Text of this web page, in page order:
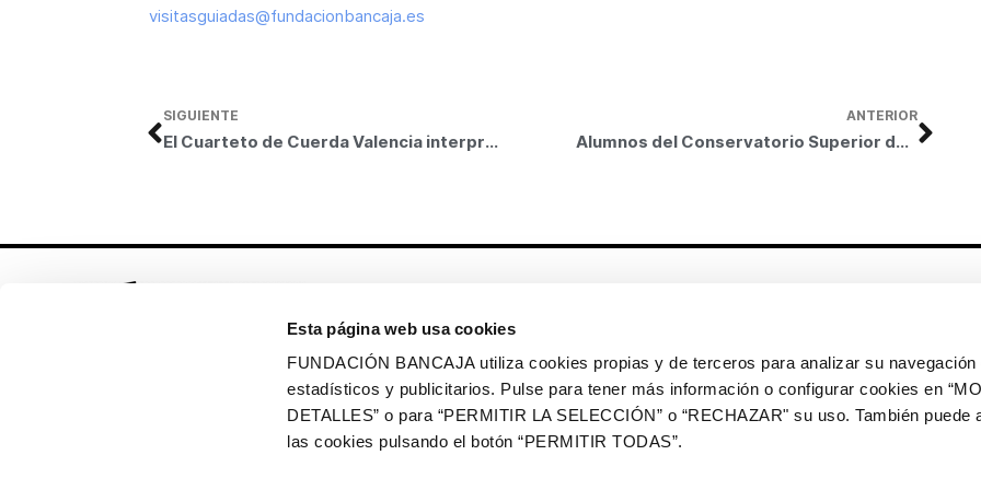
Esta página web usa cookies
FUNDACIÓN BANCAJA utiliza cookies propias y de terceros para analizar su navegación
estadísticos y publicitarios. Pulse para tener más información o configurar cookies en
DETALLES” o para “PERMITIR LA SELECCIÓN” o “RECHAZAR" su uso. También puede
las cookies pulsando el botón “PERMITIR TODAS”.
visitasguiadas@fundacionbancaja.es
ANTERIOR
Alumnos del Conservatorio Superior de Música Joaquín Rodrigo de Valencia ofrecen una actuación de guitarra española en Concerts a la Fundació
SIGUIENTE
El Cuarteto de Cuerda Valencia interpreta obras desde el Renacimiento hasta el siglo XX en Concerts a la Fundació
Colección de arte
Solicitud de imágenes de la
colección de arte
Publicaciones